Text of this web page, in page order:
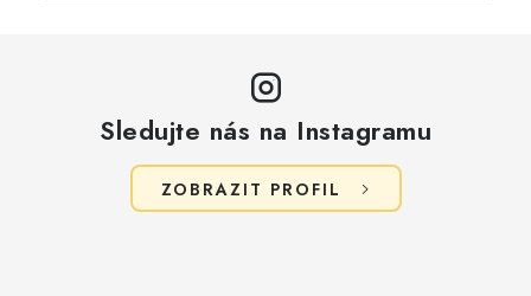
Sledujte nás na Instagramu
ZOBRAZIT PROFIL